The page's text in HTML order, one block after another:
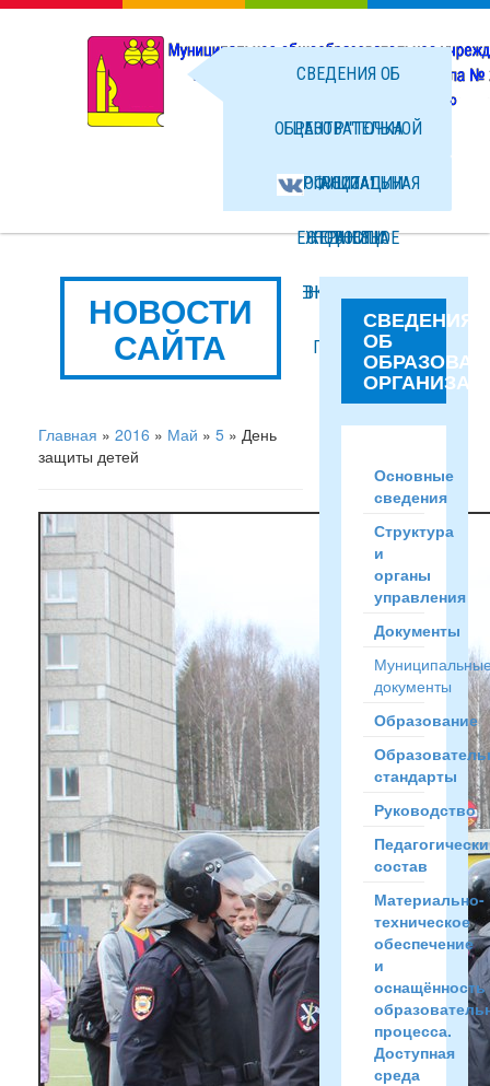
СВЕДЕНИЯ ОБ
ОБРАЗОВАТЕЛЬНОЙ
ОРГАНИЗАЦИИ
НОВОСТИ
ФАЙЛЫ
ЦЕНТР "ТОЧКА
РОСТА"
ЕЖЕДНЕВНОЕ
МЕНЮ ГОРЯЧЕГО
ПИТАНИЯ
ОФИЦИАЛЬНАЯ
СТРАНИЦА
ВКОНТАКТЕ
НОВОСТИ
САЙТА
Главная » 2016 » Май » 5 » День
защиты детей
СВЕДЕНИЯ
ОБ
Основные
сведения
Структура
и
органы
управления
Документы
документы
Образование
стандарты
Руководство
состав
Материально-
техническое
обеспечение
и
оснащённость
процесса.
Доступная
среда